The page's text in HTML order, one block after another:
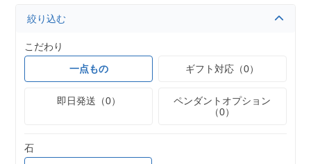
絞り込む
こだわり
一点もの
ギフト対応（0）
即日発送（0）
ペンダントオプション
（0）
石